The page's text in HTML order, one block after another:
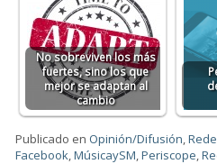
No sobreviven los más
fuertes, sino los que
mejor se adaptan al
cambio
Publicado en Opinión/Difusión,
Facebook,MúsicaySM,Periscope,